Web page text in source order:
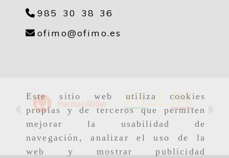
Este sitio web utiliza cookies
propias y de terceros que permiten
mejorar la usabilidad de
navegación, analizar el uso de la
web y mostrar publicidad
985 30 38 36
ofimo
ofimo.es
Anterior